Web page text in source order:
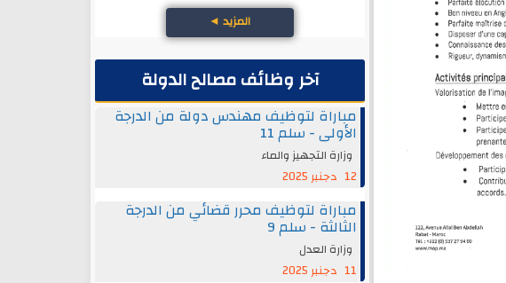
المزيد ◄
آخر وظائف مصالح الدولة
مباراة لتوظيف مهندس دولة من الدرجة
الأولى - سلم 11
وزارة التجهيز والماء
12 دجنبر 2025
مباراة لتوظيف محرر قضائي من الدرجة
الثالثة - سلم 9
وزارة العدل
11 دجنبر 2025